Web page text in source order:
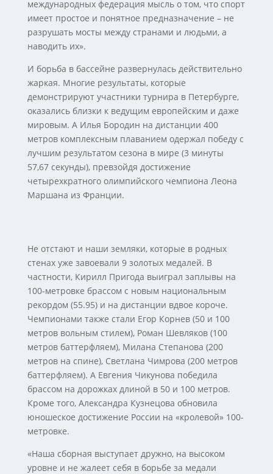
международных федерация мысль о том, что спорт
имеет простое и понятное предназначение – не
разрушать мосты между странами и людьми, а
наводить их».
И борьба в бассейне развернулась действительно
жаркая. Многие результаты, которые
демонстрируют участники турнира в Петербурге,
оказались близки к ведущим европейским и даже
мировым. А Илья Бородин на дистанции 400
метров комплексным плаванием одержал победу с
лучшим результатом сезона в мире (3 минуты
57,67 секунды), превзойдя достижение
четырехкратного олимпийского чемпиона Леона
Маршана из Франции.
Не отстают и наши земляки, которые в родных
стенах уже завоевали 9 золотых медалей. В
частности, Кирилл Пригода выиграл заплывы на
100-метровке брассом с новым национальным
рекордом (55.95) и на дистанции вдвое короче.
Чемпионами также стали Егор Корнев (50 и 100
метров вольным стилем), Роман Шевляков (100
метров баттерфляем), Милана Степанова (200
метров на спине), Светлана Чимрова (200 метров
баттерфляем). А Евгения Чикунова победила
брассом на дорожках длиной в 50 и 100 метров.
Кроме того, Александра Кузнецова обновила
юношеское достижение России на «кролевой» 100-
метровке.
«Наша сборная выступает дружно, на высоком
уровне и не жалеет себя в борьбе за медали